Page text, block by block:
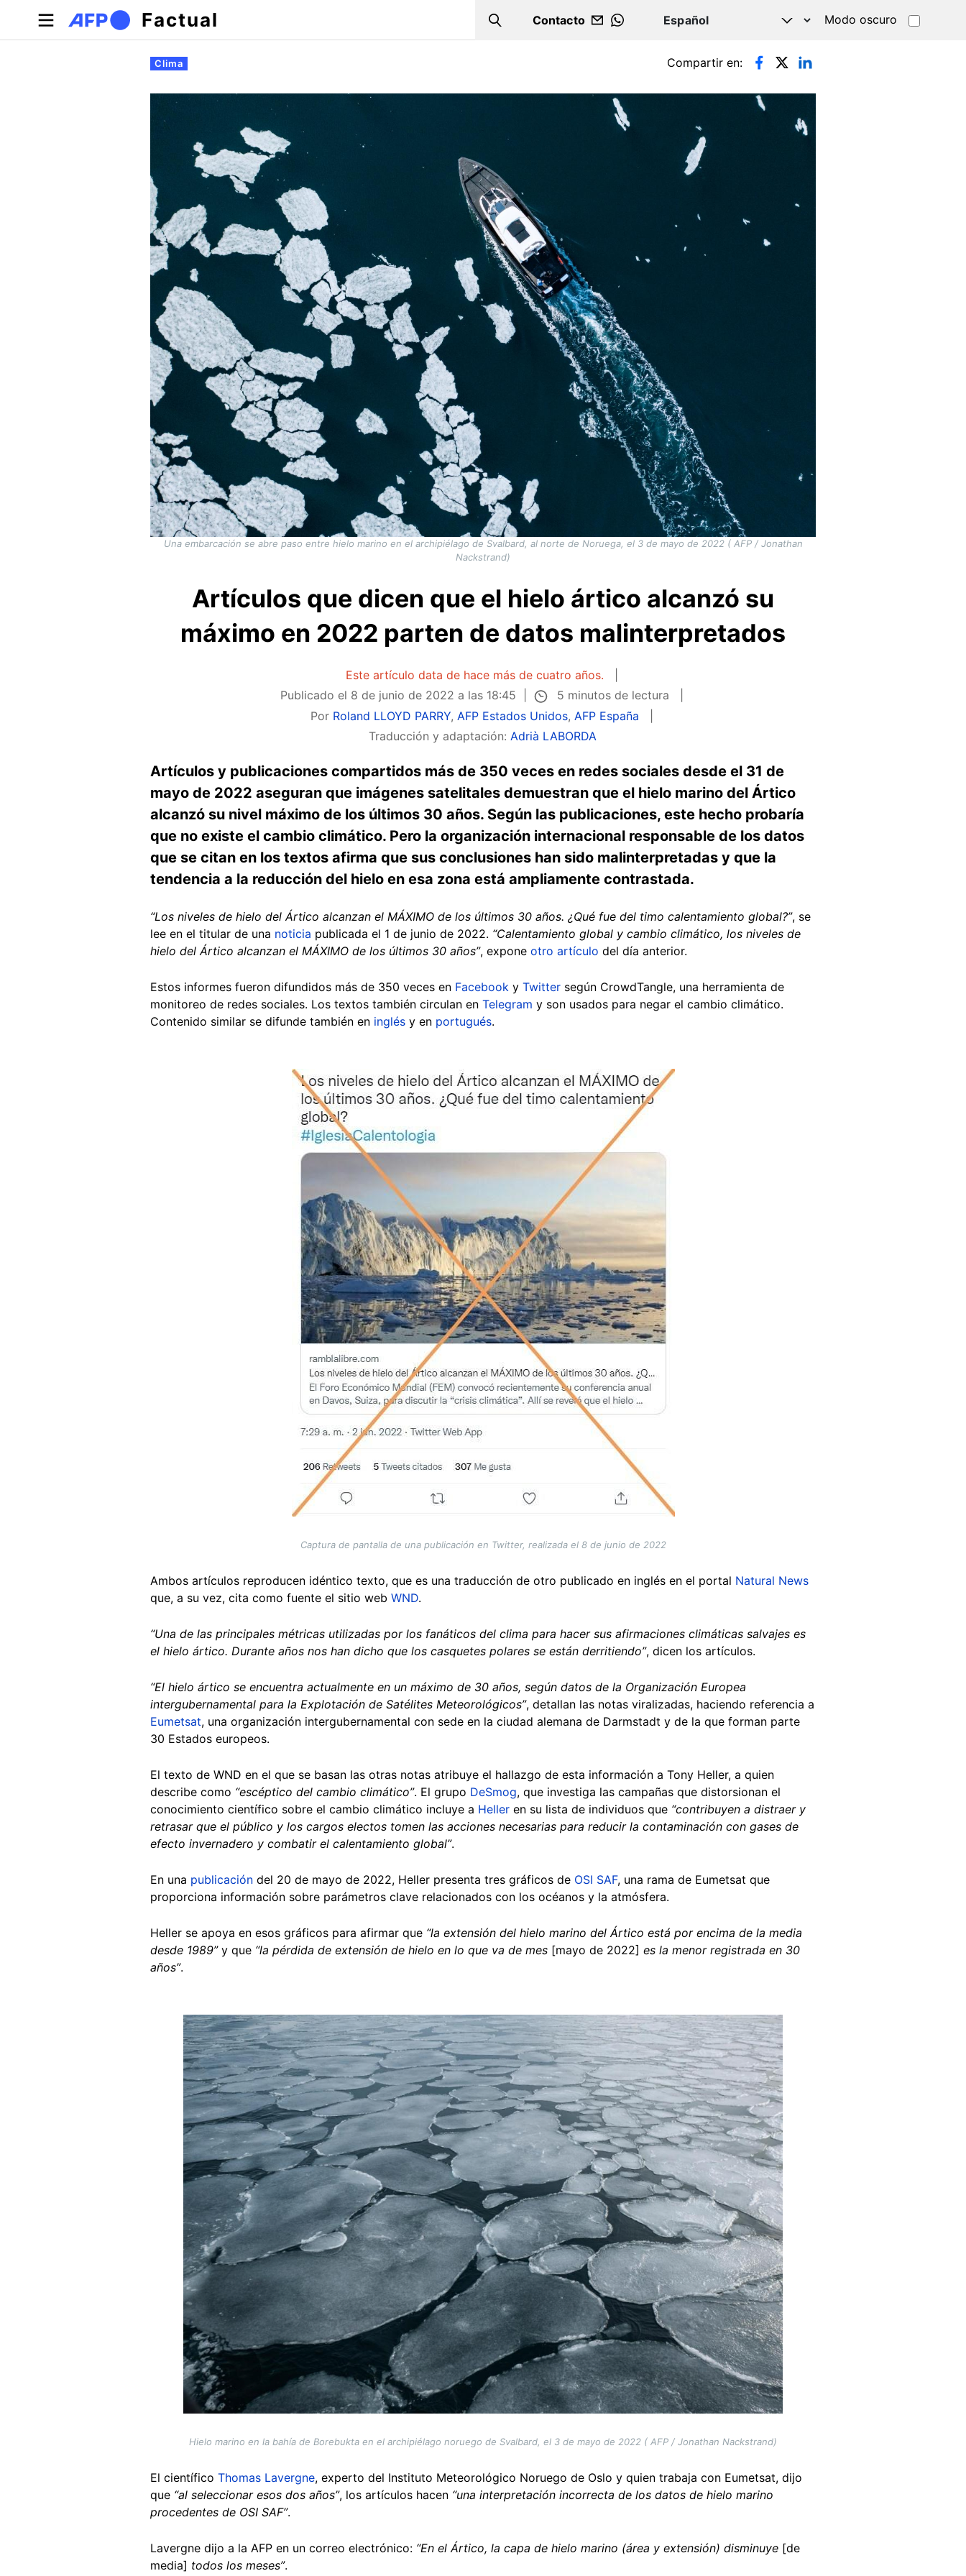
Pasar al contenido principal
Factual Search
Contacto
WHATSAPP
Modo oscuro
Solapas principales
Clima Compartir en:
Una embarcación se abre paso entre hielo marino en el archipiélago de Svalbard, al norte de Noruega, el 3 de mayo de 2022 ( AFP / Jonathan
Nackstrand)
Artículos que dicen que el hielo ártico alcanzó su
máximo en 2022 parten de datos malinterpretados
Este artículo data de hace más de cuatro años.
Publicado el 8 de junio de 2022 a las 18:45
5 minutos de lectura
Por Roland LLOYD PARRY, AFP Estados Unidos, AFP España
Traducción y adaptación: Adrià LABORDA
Artículos y publicaciones compartidos más de 350 veces en redes sociales desde el 31 de
mayo de 2022 aseguran que imágenes satelitales demuestran que el hielo marino del Ártico
alcanzó su nivel máximo de los últimos 30 años. Según las publicaciones, este hecho probaría
que no existe el cambio climático. Pero la organización internacional responsable de los datos
que se citan en los textos afirma que sus conclusiones han sido malinterpretadas y que la
tendencia a la reducción del hielo en esa zona está ampliamente contrastada.
“Los niveles de hielo del Ártico alcanzan el MÁXIMO de los últimos 30 años. ¿Qué fue del timo calentamiento global?”, se
lee en el titular de una noticia publicada el 1 de junio de 2022. “Calentamiento global y cambio climático, los niveles de
hielo del Ártico alcanzan el MÁXIMO de los últimos 30 años”, expone otro artículo del día anterior.
Estos informes fueron difundidos más de 350 veces en Facebook y Twitter según CrowdTangle, una herramienta de
monitoreo de redes sociales. Los textos también circulan en Telegram y son usados para negar el cambio climático.
Contenido similar se difunde también en inglés y en portugués.
Captura de pantalla de una publicación en Twitter, realizada el 8 de junio de 2022
Ambos artículos reproducen idéntico texto, que es una traducción de otro publicado en inglés en el portal Natural News
que, a su vez, cita como fuente el sitio web WND.
“Una de las principales métricas utilizadas por los fanáticos del clima para hacer sus afirmaciones climáticas salvajes es
el hielo ártico. Durante años nos han dicho que los casquetes polares se están derritiendo”, dicen los artículos.
“El hielo ártico se encuentra actualmente en un máximo de 30 años, según datos de la Organización Europea
intergubernamental para la Explotación de Satélites Meteorológicos”, detallan las notas viralizadas, haciendo referencia a
Eumetsat, una organización intergubernamental con sede en la ciudad alemana de Darmstadt y de la que forman parte
30 Estados europeos.
El texto de WND en el que se basan las otras notas atribuye el hallazgo de esta información a Tony Heller, a quien
describe como “escéptico del cambio climático”. El grupo DeSmog, que investiga las campañas que distorsionan el
conocimiento científico sobre el cambio climático incluye a Heller en su lista de individuos que “contribuyen a distraer y
retrasar que el público y los cargos electos tomen las acciones necesarias para reducir la contaminación con gases de
efecto invernadero y combatir el calentamiento global”.
En una publicación del 20 de mayo de 2022, Heller presenta tres gráficos de OSI SAF, una rama de Eumetsat que
proporciona información sobre parámetros clave relacionados con los océanos y la atmósfera.
Heller se apoya en esos gráficos para afirmar que “la extensión del hielo marino del Ártico está por encima de la media
desde 1989”y que “la pérdida de extensión de hielo en lo que va de mes [mayo de 2022] es la menor registrada en 30
años”.
Image
Hielo marino en la bahía de Borebukta en el archipiélago noruego de Svalbard, el 3 de mayo de 2022 ( AFP / Jonathan Nackstrand)
El científico Thomas Lavergne, experto del Instituto Meteorológico Noruego de Oslo y quien trabaja con Eumetsat, dijo
que “al seleccionar esos dos años”, los artículos hacen “una interpretación incorrecta de los datos de hielo marino
procedentes de OSI SAF”.
Lavergne dijo a la AFP en un correo electrónico: “En el Ártico, la capa de hielo marino (área y extensión) disminuye [de
media] todos los meses”.